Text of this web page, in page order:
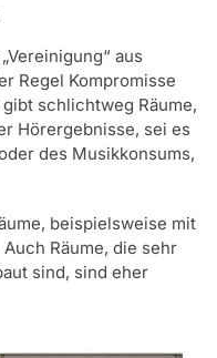
aus
Regel Kompromisse
schlichtweg Räume,
Hörergebnisse, sei es
des Musikkonsums,
beispielsweise mit
Räume, die sehr
sind, sind eher